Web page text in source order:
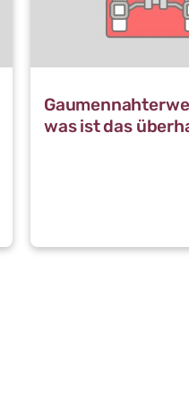
was ist das